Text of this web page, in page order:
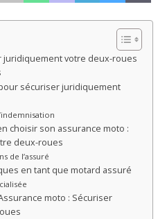
juridiquement votre deux-roues
sécuriser juridiquement
choisir son assurance moto :
deux-roues
de l’assuré
en tant que motard assuré
moto : Sécuriser